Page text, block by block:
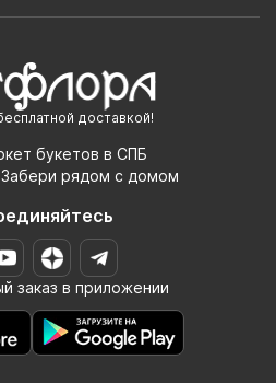
доставкой!
букетов в СПБ
рядом с домом
заказ в приложении